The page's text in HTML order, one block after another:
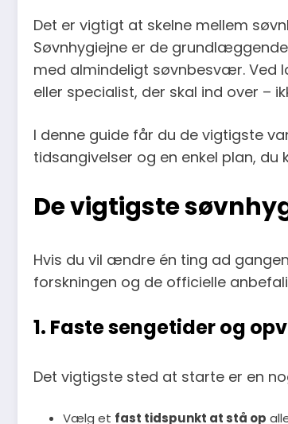
Det er vigtigt at skelne mellem
Søvnhygiejne er de
med almindeligt søvnbesvær.
eller specialist, der skal ind over –
I denne guide får du de vigtigste
tidsangivelser og en enkel plan, du
De vigtigste
Hvis du vil ændre én ting ad
forskningen og de officielle
1. Faste sengetider og
Det vigtigste sted at starte er en
Vælg et fast tidspunkt at stå op